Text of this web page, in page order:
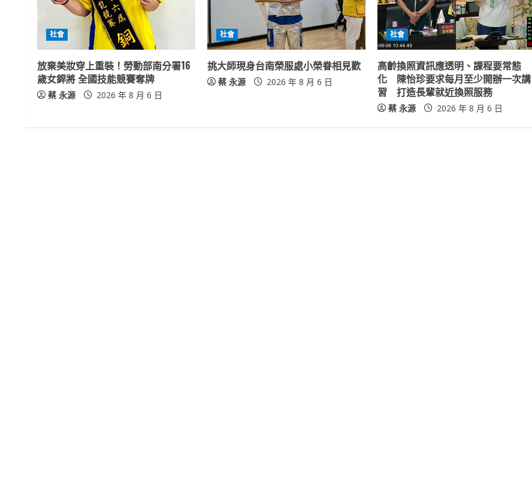
R
e
a
d
社會
放棄美妝穿上重裝！勞動部南分署16
歲女銲將 全國技能競賽奪牌
蔡 永源 2026 年 8 月 6 日
社會
挑大師現身台南榮服處小榮眷相見歡
蔡 永源 2026 年 8 月 6 日
社會
高齡換照資訊應透明、課程要常態
化 陳怡珍要求每月至少開辦一次講
習 打造長輩就近換照服務
蔡 永源 2026 年 8 月 6 日